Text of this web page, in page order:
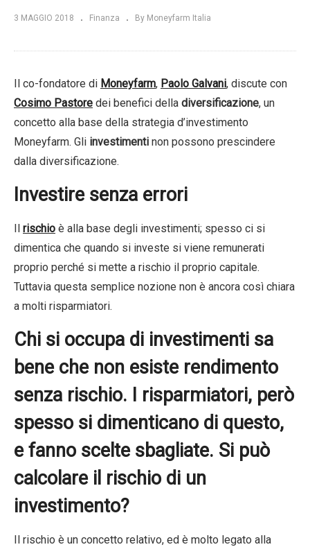
3 MAGGIO 2018 Finanza By Moneyfarm Italia
Il co-fondatore di Moneyfarm, Paolo Galvani, discute con
Cosimo Pastore dei benefici della diversificazione, un
concetto alla base della strategia d’investimento
Moneyfarm. Gli investimenti non possono prescindere
dalla diversificazione.
Investire senza errori
Il rischio è alla base degli investimenti; spesso ci si
dimentica che quando si investe si viene remunerati
proprio perché si mette a rischio il proprio capitale.
Tuttavia questa semplice nozione non è ancora così chiara
a molti risparmiatori.
Chi si occupa di investimenti sa
bene che non esiste rendimento
senza rischio. I risparmiatori, però
spesso si dimenticano di questo,
e fanno scelte sbagliate. Si può
calcolare il rischio di un
investimento?
Il rischio è un concetto relativo, ed è molto legato alla